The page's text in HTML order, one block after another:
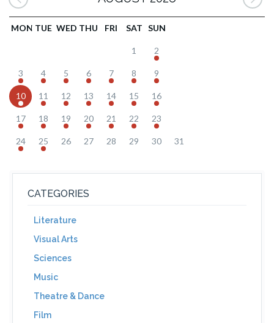
MON TUE WED THU FRI SAT SUN
1 2
3 4 5 6 7 8 9
10 11 12 13 14 15 16
17 18 19 20 21 22 23
24 25 26 27 28 29 30 31
CATEGORIES
Literature
Visual Arts
Sciences
Music
Theatre & Dance
Film